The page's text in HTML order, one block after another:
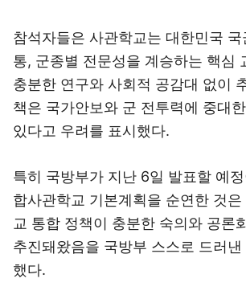
참석자들은 사관학교는 대한민국 국
통, 군종별 전문성을 계승하는 핵심
충분한 연구와 사회적 공감대 없이
책은 국가안보와 군 전투력에 중대
있다고 우려를 표시했다.
특히 국방부가 지난 6일 발표할 예
합사관학교 기본계획을 순연한 것
교 통합 정책이 충분한 숙의와 공론
추진돼왔음을 국방부 스스로 드러
했다.